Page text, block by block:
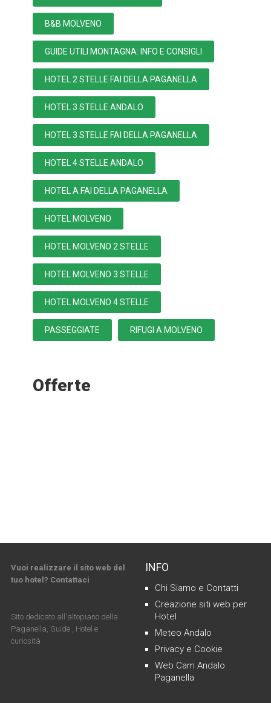
B&B MOLVENO
GUIDE UTILI MONTAGNA: INFO E CONSIGLI
HOTEL 2 STELLE FAI DELLA PAGANELLA
HOTEL 3 STELLE ANDALO
HOTEL 3 STELLE FAI DELLA PAGANELLA
HOTEL 4 STELLE ANDALO
HOTEL A FAI DELLA PAGANELLA
HOTEL MOLVENO
HOTEL MOLVENO 2 STELLE
HOTEL MOLVENO 3 STELLE
HOTEL MOLVENO 4 STELLE
PASSEGGIATE RIFUGI A MOLVENO
Offerte
Vuoi realizzare il sito web del
tuo hotel? Contattaci
Sito dedicato all'altopiano della
Paganella, Guide , Hotel e
curiosità
INFO
Chi Siamo e Contatti
Creazione siti web per
Hotel
Meteo Andalo
Privacy e Cookie
Web Cam Andalo
Paganella